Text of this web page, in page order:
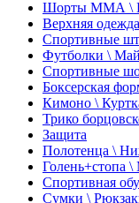
Шорты ММА \
Верхняя одежда
Спортивные
Футболки \
Спортивные
Боксерская
Кимоно \
Трико
Защита
Полотенца \
Голень+стопа
Спортивная
Сумки \